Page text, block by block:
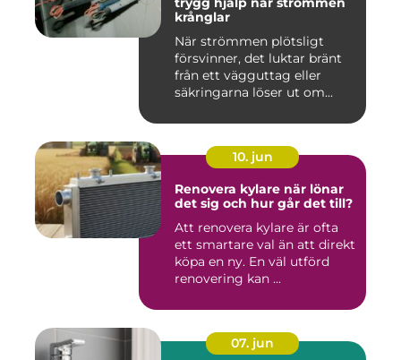
krånglar
När strömmen plötsligt
försvinner, det luktar bränt
från ett vägguttag eller
säkringarna löser ut om...
10. jun
Renovera kylare när lönar
det sig och hur går det till?
Att renovera kylare är ofta
ett smartare val än att direkt
köpa en ny. En väl utförd
renovering kan ...
07. jun